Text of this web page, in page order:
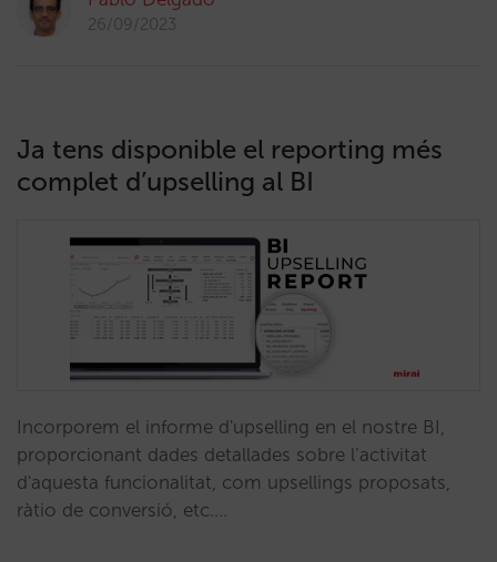
26/09/2023
Ja tens disponible el reporting més
complet d’upselling al BI
Incorporem el informe d'upselling en el nostre BI,
proporcionant dades detallades sobre l’activitat
d'aquesta funcionalitat, com upsellings proposats,
ràtio de conversió, etc.…